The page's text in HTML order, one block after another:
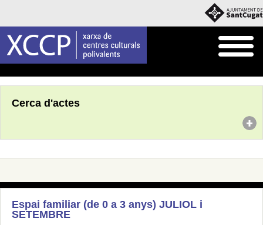
Cerca d'actes
Espai familiar (de 0 a 3 anys) JULIOL i
SETEMBRE